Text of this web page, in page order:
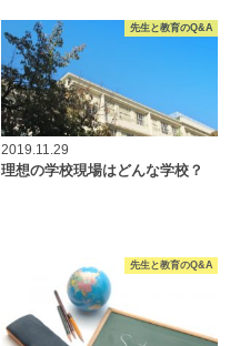
先生と教育のQ&A
2019.11.29
理想の学校現場はどんな学校？
先生と教育のQ&A